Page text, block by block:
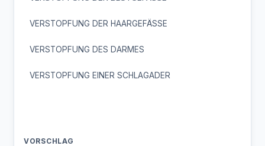
VERSTOPFUNG DER HAARGEFÄSSE
VERSTOPFUNG DES DARMES
VERSTOPFUNG EINER SCHLAGADER
VORSCHLAG